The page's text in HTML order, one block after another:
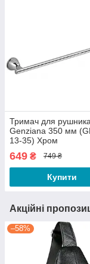
Тримач для
Genziana 350 мм
13-35) Хром
649 ₴ 749 ₴
Купити
Акційні
–58%